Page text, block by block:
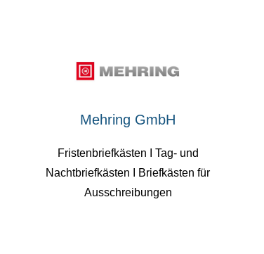
Mehring GmbH
Fristenbriefkästen I Tag- und
Nachtbriefkästen I Briefkästen für
Ausschreibungen